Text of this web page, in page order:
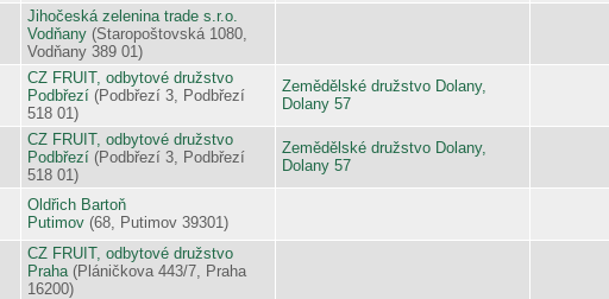
Jihočeská zelenina trade s.r.o.
Vodňany (Staropoštovská 1080,
Vodňany 389 01)
CZ FRUIT, odbytové družstvo
Podbřezí (Podbřezí 3, Podbřezí
518 01)
Zemědělské družstvo Dolany,
Dolany 57
CZ FRUIT, odbytové družstvo
Podbřezí (Podbřezí 3, Podbřezí
518 01)
Zemědělské družstvo Dolany,
Dolany 57
Oldřich Bartoň
Putimov (68, Putimov 39301)
CZ FRUIT, odbytové družstvo
Praha (Pláničkova 443/7, Praha
16200)